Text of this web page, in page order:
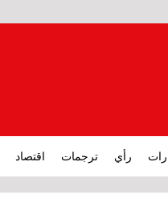
رأي ترجمات اقتصاد